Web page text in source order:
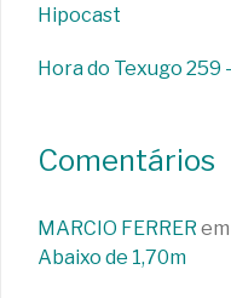
Hipocast
Hora do Texugo 259
Comentários
MARCIO FERRER em
Abaixo de 1,70m